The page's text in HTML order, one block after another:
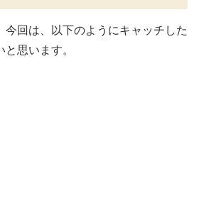
今回は、以下のようにキャッチした
思います。